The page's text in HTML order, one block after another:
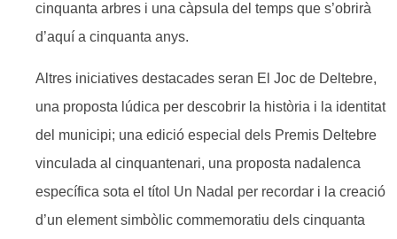
cinquanta arbres i una càpsula del temps que s’obrirà
d’aquí a cinquanta anys.
Altres iniciatives destacades seran El Joc de Deltebre,
una proposta lúdica per descobrir la història i la identitat
del municipi; una edició especial dels Premis Deltebre
vinculada al cinquantenari, una proposta nadalenca
específica sota el títol Un Nadal per recordar i la creació
d’un element simbòlic commemoratiu dels cinquanta